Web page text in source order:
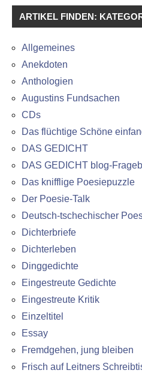
ARTIKEL FINDEN:
Allgemeines
Anekdoten
Anthologien
Augustins Fundsachen
CDs
Das flüchtige Schöne
DAS GEDICHT
DAS GEDICHT blog-
Das knifflige Poesiepuzzle
Der Poesie-Talk
Deutsch-tschechischer
Dichterbriefe
Dichterleben
Dinggedichte
Eingestreute Gedichte
Eingestreute Kritik
Einzeltitel
Essay
Fremdgehen, jung bleiben
Frisch auf Leitners